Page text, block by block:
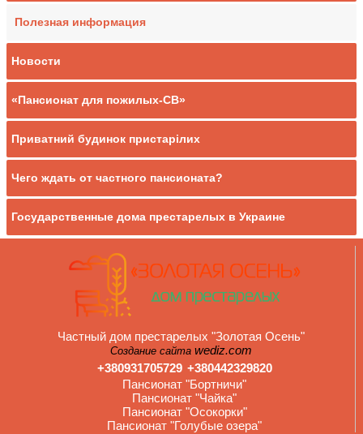
Полезная информация
Новости
«Пансионат для пожилых-СВ»
Приватний будинок пристарілих
Чего ждать от частного пансионата?
Государственные дома престарелых в Украине
Частный дом престарелых "Золотая Осень"
Создание сайта wediz.com
+380931705729 +380442329820
Пансионат "Бортничи"
Пансионат "Чайка"
Пансионат "Осокорки"
Пансионат "Голубые озера"